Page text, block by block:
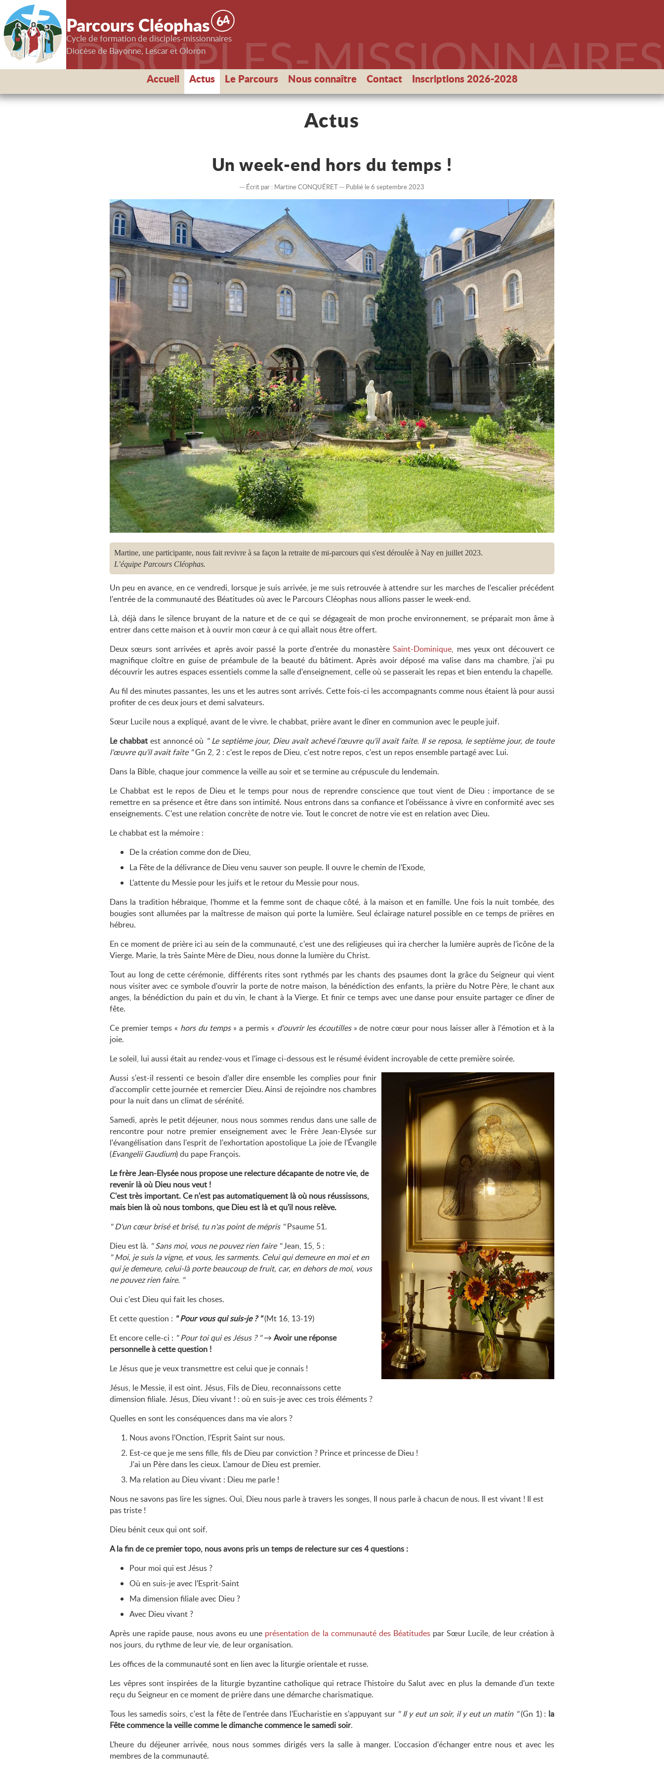
DISCIPLES-MISSIONNAIRES
Parcours Cléophas 64
Cycle de formation de disciples-missionnaires
Diocèse de Bayonne, Lescar et Oloron
Accueil Actus Le Parcours Nous connaître Contact Inscriptions 2026-2028
Actus
Un week-end hors du temps !
Écrit par : Martine CONQUÉRET Publié le 6 septembre 2023
Martine, une participante, nous fait revivre à sa façon la retraite de mi-parcours qui s'est déroulée à Nay en juillet 2023.
L’équipe Parcours Cléophas.
Un peu en avance, en ce vendredi, lorsque je suis arrivée, je me suis retrouvée à attendre sur les marches de l'escalier précédent
l'entrée de la communauté des Béatitudes où avec le Parcours Cléophas nous allions passer le week-end.
Là, déjà dans le silence bruyant de la nature et de ce qui se dégageait de mon proche environnement, se préparait mon âme à
entrer dans cette maison et à ouvrir mon cœur à ce qui allait nous être offert.
Deux sœurs sont arrivées et après avoir passé la porte d'entrée du monastèreSaint-Dominique, mes yeux ont découvert ce
magnifique cloître en guise de préambule de la beauté du bâtiment. Après avoir déposé ma valise dans ma chambre, j'ai pu
découvrir les autres espaces essentiels comme la salle d'enseignement, celle où se passerait les repas et bien entendu la chapelle.
Au fil des minutes passantes, les uns et les autres sont arrivés. Cette fois-ci les accompagnants comme nous étaient là pour aussi
profiter de ces deux jours et demi salvateurs.
Sœur Lucile nous a expliqué, avant de le vivre. le chabbat, prière avant le dîner en communion avec le peuple juif.
Le chabbatest annoncé où Le septième jour, Dieu avait achevé l'œuvre qu'il avait faite. Il se reposa, le septième jour, de toute
l'œuvre qu'il avait faite Gn 2, 2 : c'est le repos de Dieu, c'est notre repos, c'est un repos ensemble partagé avec Lui.
Dans la Bible, chaque jour commence la veille au soir et se termine au crépuscule du lendemain.
Le Chabbat est le repos de Dieu et le temps pour nous de reprendre conscience que tout vient de Dieu : importance de se
remettre en sa présence et être dans son intimité. Nous entrons dans sa confiance et l'obéissance à vivre en conformité avec ses
enseignements. C'est une relation concrète de notre vie. Tout le concret de notre vie est en relation avec Dieu.
Le chabbat est la mémoire :
De la création comme don de Dieu,
La Fête de la délivrance de Dieu venu sauver son peuple. Il ouvre le chemin de l'Exode,
L'attente du Messie pour les juifs et le retour du Messie pour nous.
Dans la tradition hébraïque, l'homme et la femme sont de chaque côté, à la maison et en famille. Une fois la nuit tombée, des
bougies sont allumées par la maîtresse de maison qui porte la lumière. Seul éclairage naturel possible en ce temps de prières en
hébreu.
En ce moment de prière ici au sein de la communauté, c'est une des religieuses qui ira chercher la lumière auprès de l'icône de la
Vierge. Marie, la très Sainte Mère de Dieu, nous donne la lumière du Christ.
Tout au long de cette cérémonie, différents rites sont rythmés par les chants des psaumes dont la grâce du Seigneur qui vient
nous visiter avec ce symbole d'ouvrir la porte de notre maison, la bénédiction des enfants, la prière du Notre Père, le chant aux
anges, la bénédiction du pain et du vin, le chant à la Vierge. Et finir ce temps avec une danse pour ensuite partager ce dîner de
fête.
Ce premier temps « hors du temps» a permis « d'ouvrir les écoutilles» de notre cœur pour nous laisser aller à l'émotion et à la
joie.
Le soleil, lui aussi était au rendez-vous et l'image ci-dessous est le résumé évident incroyable de cette première soirée.
Aussi s'est-il ressenti ce besoin d'aller dire ensemble les complies pour finir
d'accomplir cette journée et remercier Dieu. Ainsi de rejoindre nos chambres
pour la nuit dans un climat de sérénité.
Samedi, après le petit déjeuner, nous nous sommes rendus dans une salle de
rencontre pour notre premier enseignement avec le Frère Jean-Elysée sur
l'évangélisation dans l'esprit de l'exhortation apostolique La joie de l'Évangile
(Evangelii Gaudium) du pape François.
Le frère Jean-Elysée nous propose une relecture décapante de notre vie, de
revenir là où Dieu nous veut !
C'est très important. Ce n'est pas automatiquement là où nous réussissons,
mais bien là où nous tombons, que Dieu est là et qu'il nous relève.
D'un cœur brisé et brisé, tu n'as point de mépris Psaume 51.
Dieu est là. Sans moi, vous ne pouvez rien faire Jean, 15, 5 :
Moi, je suis la vigne, et vous, les sarments. Celui qui demeure en moi et en
qui je demeure, celui-là porte beaucoup de fruit, car, en dehors de moi, vous
ne pouvez rien faire.
Oui c'est Dieu qui fait les choses.
Et cette question : Pour vous qui suis-je ? (Mt 16, 13-19)
Et encore celle-ci : Pour toi qui es Jésus ? → Avoir une réponse
personnelle à cette question !
Le Jésus que je veux transmettre est celui que je connais !
Jésus, le Messie, il est oint. Jésus, Fils de Dieu, reconnaissons cette
dimension filiale. Jésus, Dieu vivant ! : où en suis-je avec ces trois éléments ?
Quelles en sont les conséquences dans ma vie alors ?
Nous avons l'Onction, l'Esprit Saint sur nous.
Est-ce que je me sens fille, fils de Dieu par conviction ? Prince et princesse de Dieu !
J'ai un Père dans les cieux. L'amour de Dieu est premier.
Ma relation au Dieu vivant : Dieu me parle !
Nous ne savons pas lire les signes. Oui, Dieu nous parle à travers les songes, Il nous parle à chacun de nous. Il est vivant ! Il est
pas triste !
Dieu bénit ceux qui ont soif.
A la fin de ce premier topo, nous avons pris un temps de relecture sur ces 4 questions :
Pour moi qui est Jésus ?
Où en suis-je avec l'Esprit-Saint
Ma dimension filiale avec Dieu ?
Avec Dieu vivant ?
Après une rapide pause, nous avons eu une présentation de la communauté des Béatitudespar Sœur Lucile, de leur création à
nos jours, du rythme de leur vie, de leur organisation.
Les offices de la communauté sont en lien avec la liturgie orientale et russe.
Les vêpres sont inspirées de la liturgie byzantine catholique qui retrace l'histoire du Salut avec en plus la demande d'un texte
reçu du Seigneur en ce moment de prière dans une démarche charismatique.
Tous les samedis soirs, c'est la fête de l'entrée dans l'Eucharistie en s'appuyant sur Il y eut un soir, il y eut un matin (Gn 1) : la
Fête commence la veille comme le dimanche commence le samedi soir.
L'heure du déjeuner arrivée, nous nous sommes dirigés vers la salle à manger. L'occasion d'échanger entre nous et avec les
membres de la communauté.